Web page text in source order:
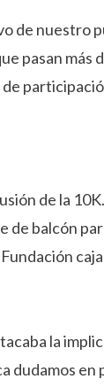
de nuestro
pasan más
de la 10K.
de balcón
la
dudamos